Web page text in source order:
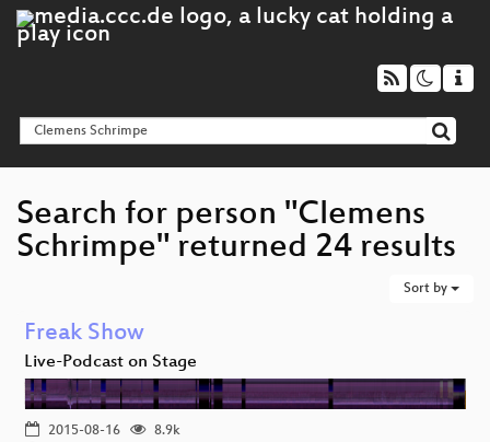
Search for person "Clemens
Schrimpe" returned 24 results
Sort by
Freak Show
Live-Podcast on Stage
2015-08-16
8.9k